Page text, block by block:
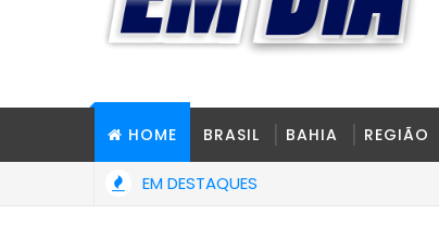
HOME BRASIL BAHIA REGIÃO
EM DESTAQUES